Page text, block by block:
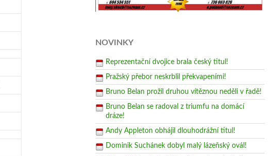
NOVINKY
Reprezentační dvojice brala český titul!
Pražský přebor neskrblil překvapeními!
Bruno Belan prožil druhou vítěznou neděli v řadě!
Bruno Belan se radoval z triumfu na domácí
dráze!
Andy Appleton obhájil dlouhodrážní titul!
Dominik Suchánek dobyl malý lázeňský ovál!